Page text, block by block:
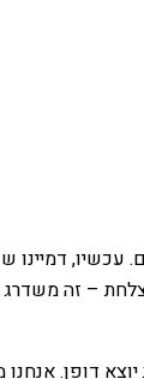
דמיינו
– זה
דופן. אנחנו